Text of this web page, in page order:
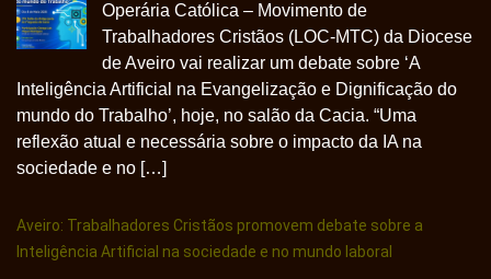
Operária Católica – Movimento de
Trabalhadores Cristãos (LOC-MTC) da Diocese
de Aveiro vai realizar um debate sobre ‘A
Inteligência Artificial na Evangelização e Dignificação do
mundo do Trabalho’, hoje, no salão da Cacia. “Uma
reflexão atual e necessária sobre o impacto da IA na
sociedade e no […]
Aveiro: Trabalhadores Cristãos promovem debate sobre a
Inteligência Artificial na sociedade e no mundo laboral